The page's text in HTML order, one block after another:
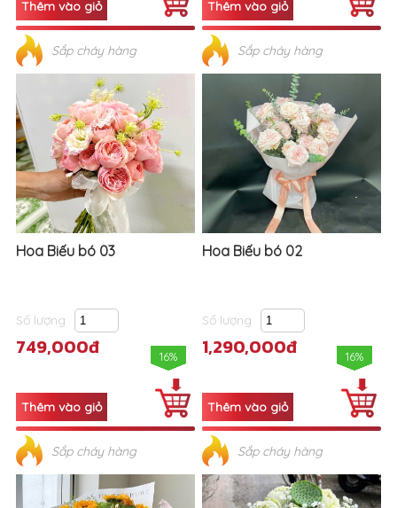
Sắp cháy hàng Sắp cháy hàng
Hoa Biếu bó 03
Số lượng
749,000đ 16%
Sắp cháy hàng
Hoa Biếu bó 02
Số lượng
1,290,000đ 16%
Sắp cháy hàng